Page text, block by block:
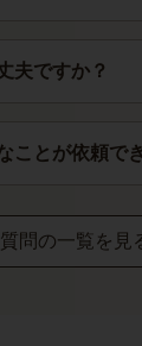
夫ですか？
ことが依頼で
問の一覧を見